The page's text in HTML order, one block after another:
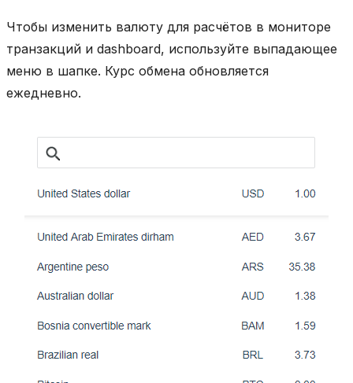
Чтобы изменить валюту для расчётов в мониторе
транзакций и dashboard, используйте выпадающее
меню в шапке. Курс обмена обновляется
ежедневно.